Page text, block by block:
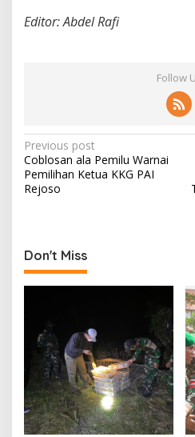
Editor: Abdel Rafi
Follow
P
o
s
a
v
t
i
o
Previous post
Coblosan ala Pemilu Warnai
Pemilihan Ketua KKG PAI
Rejoso
Don't Miss